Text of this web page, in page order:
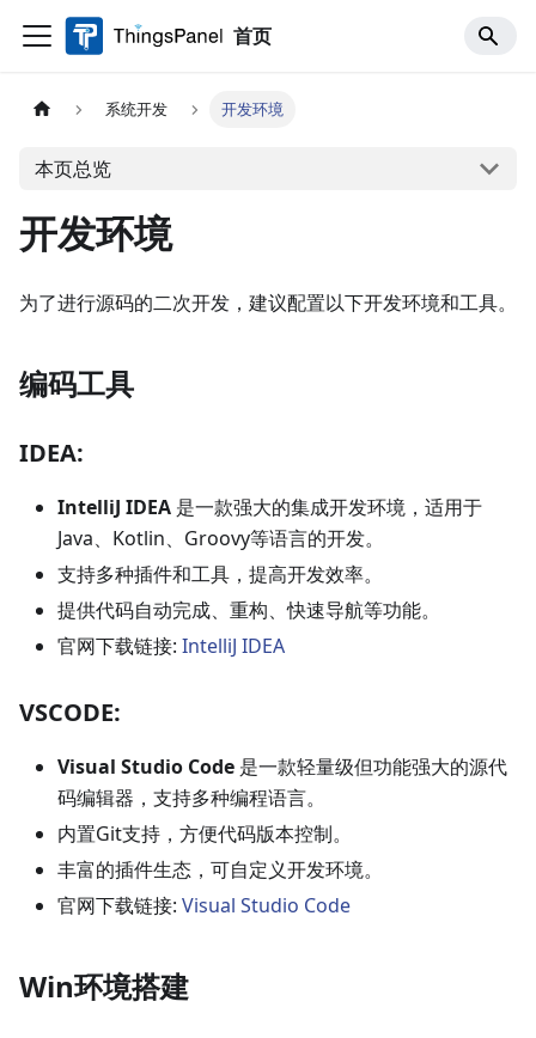
首页
系统开发 开发环境
本页总览
开发环境
为了进行源码的二次开发，建议配置以下开发环境和工具。
编码工具
IDEA:
IntelliJ IDEA 是一款强大的集成开发环境，适用于
Java、Kotlin、Groovy等语言的开发。
支持多种插件和工具，提高开发效率。
提供代码自动完成、重构、快速导航等功能。
官网下载链接: IntelliJ IDEA
VSCODE:
Visual Studio Code 是一款轻量级但功能强大的源代
码编辑器，支持多种编程语言。
内置Git支持，方便代码版本控制。
丰富的插件生态，可自定义开发环境。
官网下载链接: Visual Studio Code
Win环境搭建